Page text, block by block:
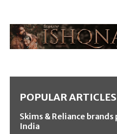
POPULAR ARTICLES
Skims & Reliance
India